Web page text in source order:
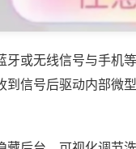
或无线信号与手机
信号后驱动内部微